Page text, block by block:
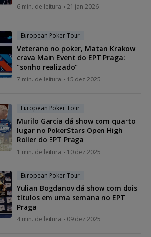
6 min. de leitura 21 jan 2026
European Poker Tour
Veterano no poker, Matan Krakow
crava Main Event do EPT Praga:
"sonho realizado"
7 min. de leitura 15 dez 2025
European Poker Tour
Murilo Garcia dá show com quarto
lugar no PokerStars Open High
Roller do EPT Praga
1 min. de leitura 10 dez 2025
European Poker Tour
Yulian Bogdanov dá show com dois
títulos em uma semana no EPT
Praga
4 min. de leitura 09 dez 2025